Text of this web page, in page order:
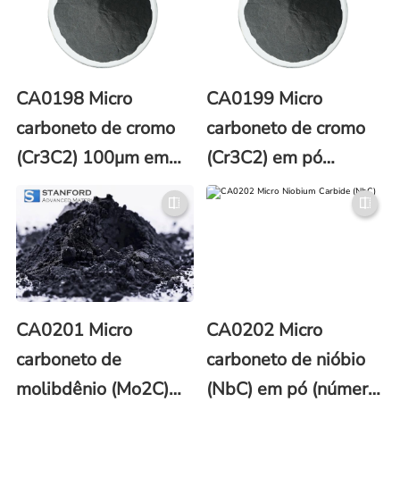
CA0198 Micro
carboneto de cromo
(Cr3C2) 100μm em
pó (CAS No. 12012-
35-0)
CA0199 Micro
carboneto de cromo
(Cr3C2) em pó
1000μm (número
CAS 12012-35-0)
CA0201 Micro
carboneto de
molibdênio (Mo2C)
CA0202 Micro
carboneto de nióbio
(NbC) em pó (número